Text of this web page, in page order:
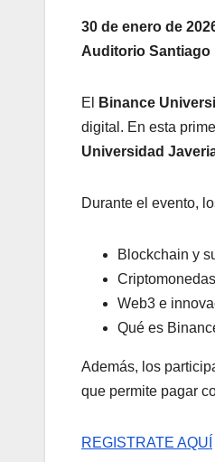
30 de enero de
Auditorio Santiago
El Binance
digital. En esta
Universidad
Durante el evento,
Blockchain y
Web3 e
Qué es
Además, los
que permite pagar
REGISTRATE AQUÍ